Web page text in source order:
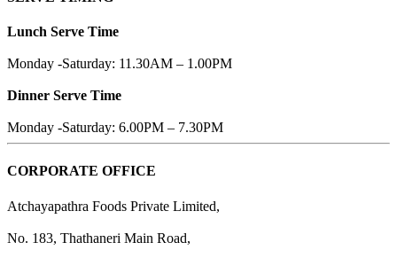
Lunch Serve Time
Monday -Saturday: 11.30AM – 1.00PM
Dinner Serve Time
Monday -Saturday: 6.00PM – 7.30PM
CORPORATE OFFICE
Atchayapathra Foods Private Limited,
No. 183, Thathaneri Main Road,